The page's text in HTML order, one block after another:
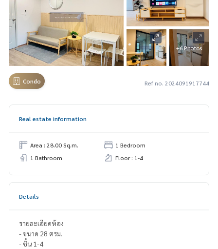
+6 Photos
Condo Ref no. 2024091917744
Real estate information
Area : 28.00 Sq.m.
1 Bedroom
1 Bathroom
Floor : 1-4
Details
รายละเอียดห้อง
- ขนาด 28 ตรม.
- ชั้น 1-4